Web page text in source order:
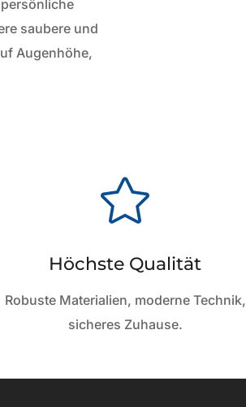
saubere und
Augenhöhe,

Höchste Qualität
Robuste Materialien, moderne Technik,
sicheres Zuhause.